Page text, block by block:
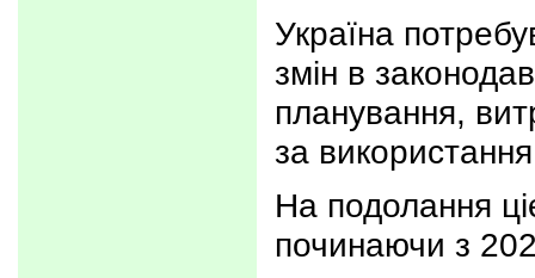
Україна
змін в
планування,
за
На подолання
починаючи з